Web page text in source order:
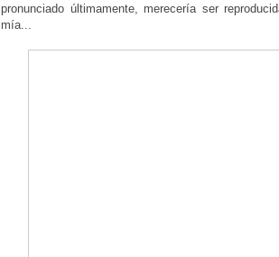
pronunciado últimamente, merecería ser
mía...